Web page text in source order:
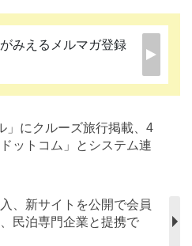
みえるメルマガ登録
」にクルーズ旅行掲載、4
ットコム」とシステム連
、新サイトを公開で会員
民泊専門企業と提携で